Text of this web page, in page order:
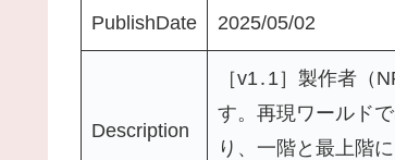
PublishDate 2025/05/02
Description
［v1․1］製作者（
す。再現ワールド
り、一階と最上階